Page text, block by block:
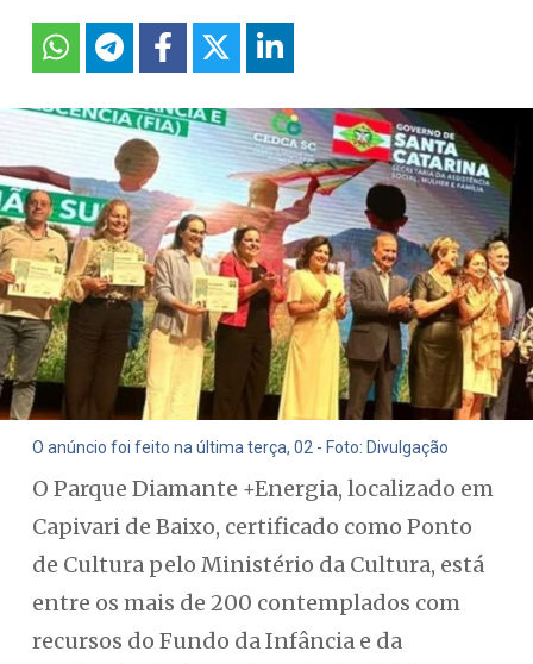
O anúncio foi feito na última terça, 02 - Foto: Divulgação
O Parque Diamante +Energia, localizado em
Capivari de Baixo, certificado como Ponto
de Cultura pelo Ministério da Cultura, está
entre os mais de 200 contemplados com
recursos do Fundo da Infância e da